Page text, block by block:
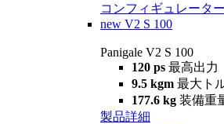
コンフィギュレーター
new V2 S 100
Panigale V2 S 100
120 ps 最高出力
9.5 kgm 最大ト
177.6 kg 装備重
製品詳細